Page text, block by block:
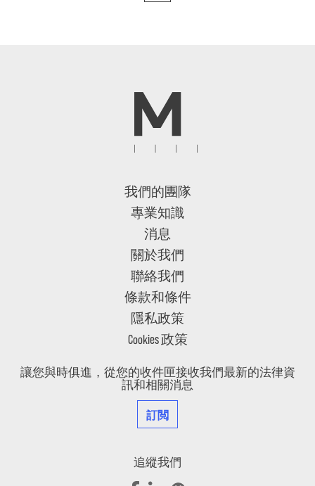
我們的團隊
專業知識
消息
關於我們
聯絡我們
條款和條件
隱私政策
Cookies 政策
讓您與時俱進，從您的收件匣接收我們最新的法律資
訊和相關消息
訂閲
追縱我們